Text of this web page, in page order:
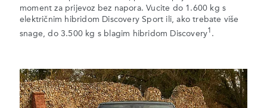
moment za prijevoz bez napora. Vucite do 1.600 kg s
električnim hibridom Discovery Sport ili, ako trebate više
snage, do 3.500 kg s blagim hibridom Discovery1 .